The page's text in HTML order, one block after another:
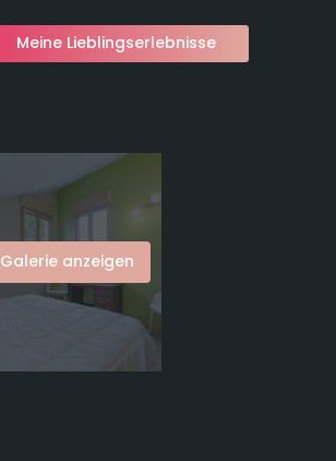
Meine Lieblingserlebnisse
Galerie anzeigen